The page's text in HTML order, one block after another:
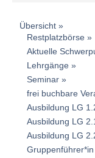
Übersicht
Restplatzbörse
Aktuelle
Lehrgänge
Seminar
frei buchbare
Ausbildung LG
Ausbildung LG
Ausbildung LG
Gruppenführer*in